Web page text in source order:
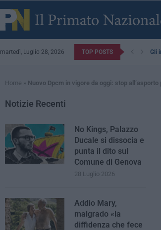
martedì, Luglio 28, 2026 TOP POSTS Gli
Home » Nuovo Dpcm in vigore da oggi: stop
Notizie Recenti
No Kings, Palazzo
Ducale si dissocia e
punta il dito sul
Comune di Genova
28 Luglio 2026
Addio Mary,
malgrado «la
diffidenza che fece